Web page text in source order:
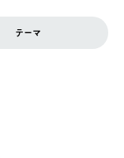
テーマ